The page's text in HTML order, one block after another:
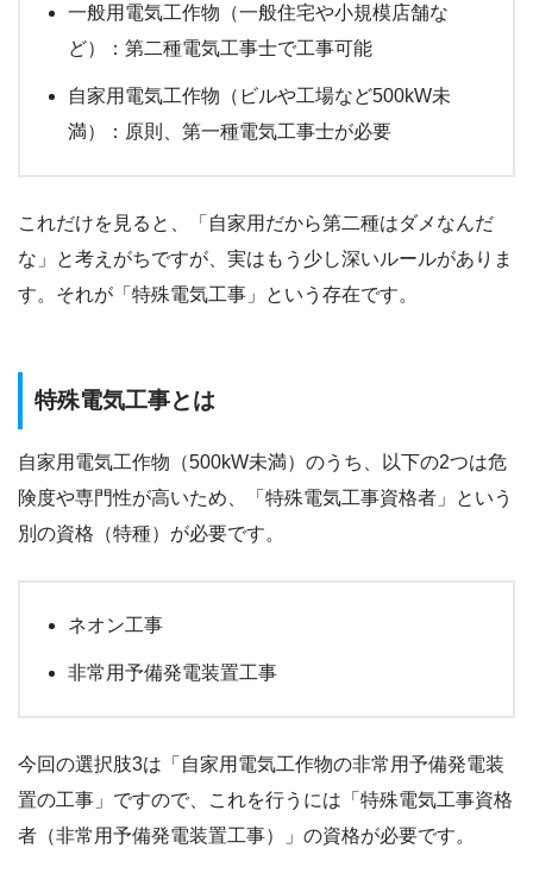
一般用電気工作物（一般住宅や小規模店舗な
ど）：第二種電気工事士で工事可能
自家用電気工作物（ビルや工場など500kW未
満）：原則、第一種電気工事士が必要
これだけを見ると、「自家用だから第二種はダメなんだ
な」と考えがちですが、実はもう少し深いルールがありま
す。それが「特殊電気工事」という存在です。
特殊電気工事とは
自家用電気工作物（500kW未満）のうち、以下の2つは危
険度や専門性が高いため、「特殊電気工事資格者」という
別の資格（特種）が必要です。
ネオン工事
非常用予備発電装置工事
今回の選択肢3は「自家用電気工作物の非常用予備発電装
置の工事」ですので、これを行うには「特殊電気工事資格
者（非常用予備発電装置工事）」の資格が必要です。